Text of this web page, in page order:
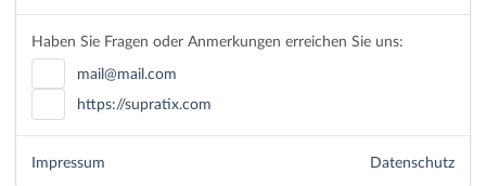
Haben Sie Fragen oder Anmerkungen erreichen Sie uns:
mail@mail.com
https://supratix.com
Datenschutz
Impressum